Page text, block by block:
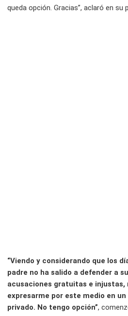
queda opción. Gracias”, aclaró en su
“Viendo y considerando que los
padre no ha salido a defender a
acusaciones gratuitas e injustas,
expresarme por este medio en
privado. No tengo opción”,